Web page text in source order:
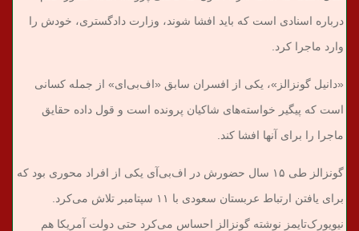
درباره اسنادی است که باید افشا شوند، وزارت دادگستری، خودش را
وارد ماجرا کرد.
«دانیل گونزالز»، یکی از افسران سابق «اف‌بی‌ای» از جمله کسانی
است که پیگیر خواسته‌های شاکیان پرونده است و قول داده حقایق
ماجرا را برای آنها افشا کند.
گونزالز طی ۱۵ سال حضورش در اف‌بی‌آی یکی از افراد محوری بود که
برای یافتن ارتباط عربستان سعودی با ۱۱ سپتامبر تلاش می‌کرد.
نیویورک‌تایمز نوشته گونزالز احساس می‌کرد حتی دولت آمریکا هم